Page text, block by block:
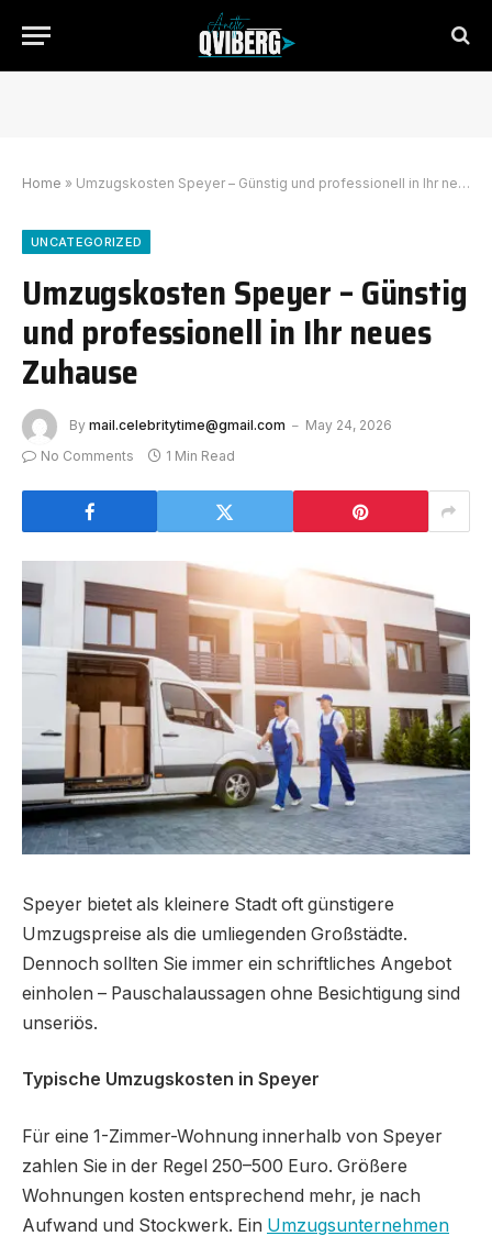
Home » Umzugskosten Speyer – Günstig und professionell in Ihr neues Zuhause
UNCATEGORIZED
Umzugskosten Speyer – Günstig
und professionell in Ihr neues
Zuhause
By mail.celebritytime@gmail.com
May 24, 2026
No Comments
1 Min Read
Speyer bietet als kleinere Stadt oft günstigere
Umzugspreise als die umliegenden Großstädte.
Dennoch sollten Sie immer ein schriftliches Angebot
einholen – Pauschalaussagen ohne Besichtigung sind
unseriös.
Typische Umzugskosten in Speyer
Für eine 1-Zimmer-Wohnung innerhalb von Speyer
zahlen Sie in der Regel 250–500 Euro. Größere
Wohnungen kosten entsprechend mehr, je nach
Aufwand und Stockwerk. Ein Umzugsunternehmen